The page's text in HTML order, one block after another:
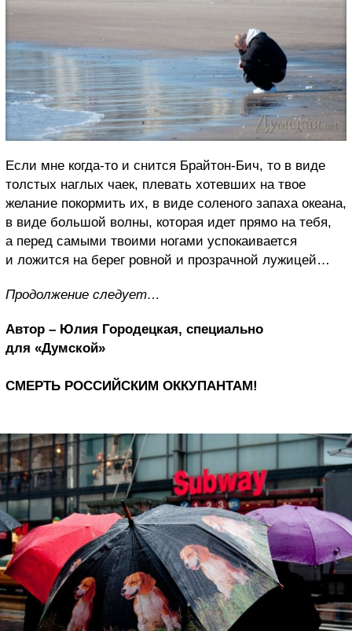
Если мне когда-то и снится Брайтон-Бич, то в виде
толстых наглых чаек, плевать хотевших на твое
желание покормить их, в виде соленого запаха океана,
в виде большой волны, которая идет прямо на тебя,
а перед самыми твоими ногами успокаивается
и ложится на берег ровной и прозрачной лужицей…
Продолжение следует…
Автор – Юлия Городецкая, специально
для «Думской»
СМЕРТЬ РОССИЙСКИМ ОККУПАНТАМ!